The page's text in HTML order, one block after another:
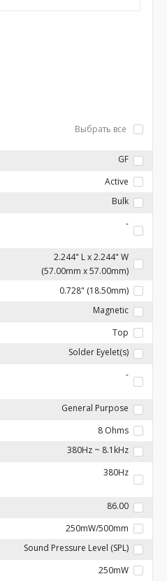
Выбрать все
GF
Active
Bulk
-
2.244" L x 2.244" W
(57.00mm x 57.00mm)
0.728" (18.50mm)
Magnetic
Top
Solder Eyelet(s)
-
General Purpose
8 Ohms
380Hz ~ 8.1kHz
380Hz
86.00
250mW/500mm
Sound Pressure Level (SPL)
250mW